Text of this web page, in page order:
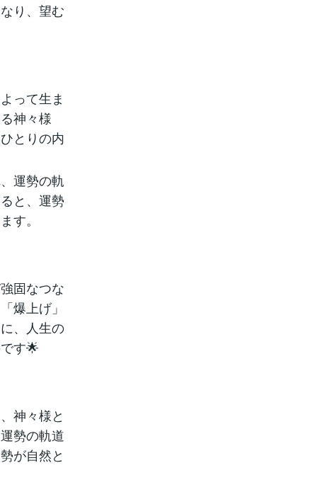
り、望む
って生ま
神々様
とりの内
運勢の軌
と、運勢
す。
固なつな
爆上げ」
、人生の
す🌟
神々様と
勢の軌道
が自然と